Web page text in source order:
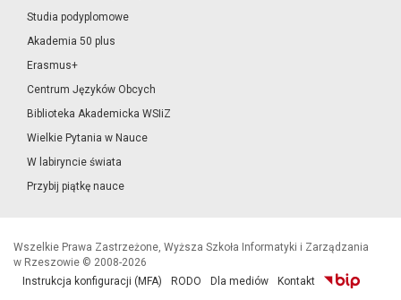
Studia podyplomowe
Akademia 50 plus
Erasmus+
Centrum Języków Obcych
Biblioteka Akademicka WSIiZ
Wielkie Pytania w Nauce
W labiryncie świata
Przybij piątkę nauce
Wszelkie Prawa Zastrzeżone, Wyższa Szkoła Informatyki i Zarządzania
w Rzeszowie © 2008-2026
Instrukcja konfiguracji (MFA)
RODO Dla mediów Kontakt